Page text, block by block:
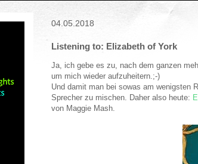
04.05.2018
Listening to: Elizabeth of York
Ja, ich gebe es zu, nach dem ganzen
um mich wieder aufzuheitern.;-)
Und damit man bei sowas am wenigsten
Sprecher zu mischen. Daher also heute:
von Maggie Mash.